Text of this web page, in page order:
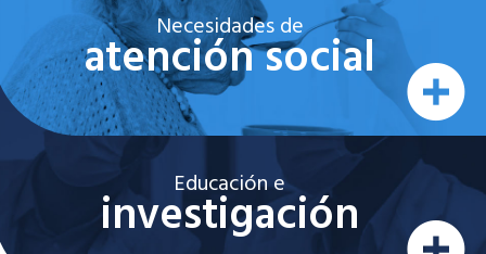
Necesidades de
atención social
Educación e
investigación